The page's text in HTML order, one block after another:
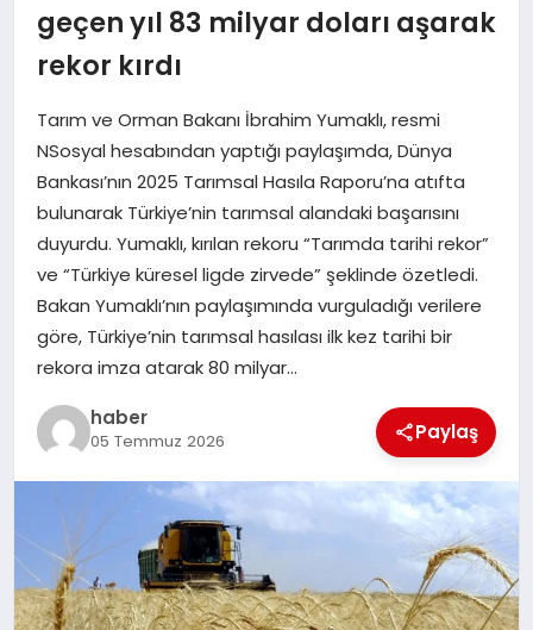
MAGAZIN
SPOR
TEKNOLOJI
geçen yıl 83 milyar doları aşarak
rekor kırdı
Tarım ve Orman Bakanı İbrahim Yumaklı, resmi
NSosyal hesabından yaptığı paylaşımda, Dünya
Bankası’nın 2025 Tarımsal Hasıla Raporu’na atıfta
bulunarak Türkiye’nin tarımsal alandaki başarısını
duyurdu. Yumaklı, kırılan rekoru “Tarımda tarihi rekor”
ve “Türkiye küresel ligde zirvede” şeklinde özetledi.
Bakan Yumaklı’nın paylaşımında vurguladığı verilere
göre, Türkiye’nin tarımsal hasılası ilk kez tarihi bir
rekora imza atarak 80 milyar…
haber
05 Temmuz 2026 Paylaş